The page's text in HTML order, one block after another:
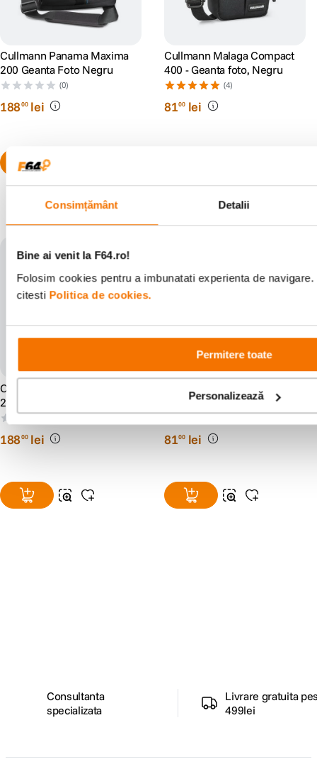
Consimțământ Detalii
Bine ai venit la F64.ro!
Folosim cookies pentru a imbunatati experienta de
citesti Politica de cookies.
Permitere toate
Personalizează
Cullmann Panama Maxima
200 Geanta Foto Negru
(0)
18800 lei
Cullmann Malaga Compact
400 - Geanta foto, Negru
(4)
8100 lei
Populare în aceeași categorie
Cullmann Panama Maxima
200 Geanta Foto Negru
18800 lei
Cullmann Malaga Compact
400 - Geanta foto, Negru
8100 lei
Consultanta
specializata
Livrare gratuita
499lei